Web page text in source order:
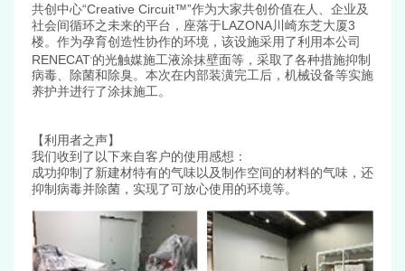
共创中心“Creative Circuit™”作为大家共创价值在人、企业及
社会间循环之未来的平台，座落于LAZONA川崎东芝大厦3
楼。作为孕育创造性协作的环境，该设施采用了利用本公司
RENECAT® 的光触媒施工液涂抹壁面等，采取了各种措施抑制
病毒、除菌和除臭。本次在内部装潢完工后，机械设备等实施
养护并进行了涂抹施工。
【利用者之声】
我们收到了以下来自客户的使用感想：
成功抑制了新建材特有的气味以及制作空间的材料的气味，还
抑制病毒并除菌，实现了可放心使用的环境等。